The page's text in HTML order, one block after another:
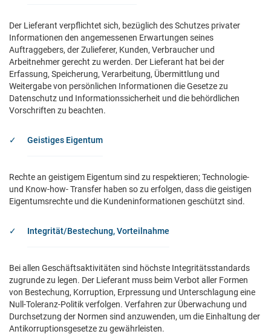
Der Lieferant verpflichtet sich, bezüglich des Schutzes privater
Informationen den angemessenen Erwartungen seines
Auftraggebers, der Zulieferer, Kunden, Verbraucher und
Arbeitnehmer gerecht zu werden. Der Lieferant hat bei der
Erfassung, Speicherung, Verarbeitung, Übermittlung und
Weitergabe von persönlichen Informationen die Gesetze zu
Datenschutz und Informationssicherheit und die behördlichen
Vorschriften zu beachten.
Geistiges Eigentum
Rechte an geistigem Eigentum sind zu respektieren; Technologie-
und Know-how- Transfer haben so zu erfolgen, dass die geistigen
Eigentumsrechte und die Kundeninformationen geschützt sind.
Integrität/Bestechung, Vorteilnahme
Bei allen Geschäftsaktivitäten sind höchste Integritätsstandards
zugrunde zu legen. Der Lieferant muss beim Verbot aller Formen
von Bestechung, Korruption, Erpressung und Unterschlagung eine
Null-Toleranz-Politik verfolgen. Verfahren zur Überwachung und
Durchsetzung der Normen sind anzuwenden, um die Einhaltung der
Antikorruptionsgesetze zu gewährleisten.